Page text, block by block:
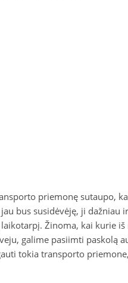
priemonę sutaupo,
bus susidėvėję, ji dažniau
Žinoma, kai kurie
galime pasiimti paskolą
tokia transporto